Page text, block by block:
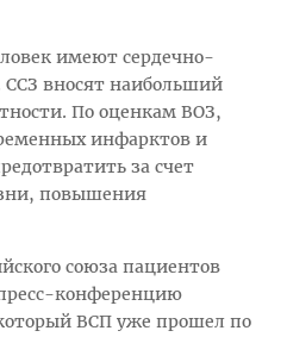
имеют сердечно-
ССЗ вносят наибольший
По оценкам ВОЗ,
инфарктов и
за счет
повышения
союза пациентов
конференцию
ВСП уже прошел по